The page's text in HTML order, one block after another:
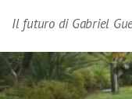
Il futuro di Gabriel